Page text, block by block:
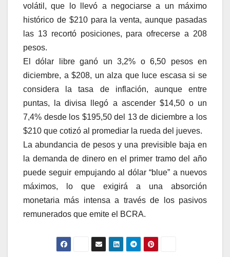
volátil, que lo llevó a negociarse a un máximo
histórico de $210 para la venta, aunque pasadas
las 13 recortó posiciones, para ofrecerse a 208
pesos.
El dólar libre ganó un 3,2% o 6,50 pesos en
diciembre, a $208, un alza que luce escasa si se
considera la tasa de inflación, aunque entre
puntas, la divisa llegó a ascender $14,50 o un
7,4% desde los $195,50 del 13 de diciembre a los
$210 que cotizó al promediar la rueda del jueves.
La abundancia de pesos y una previsible baja en
la demanda de dinero en el primer tramo del año
puede seguir empujando al dólar “blue” a nuevos
máximos, lo que exigirá a una absorción
monetaria más intensa a través de los pasivos
remunerados que emite el BCRA.